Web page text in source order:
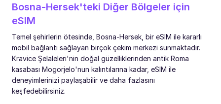
Bosna-Hersek'teki Diğer Bölgeler için
eSIM
Temel şehirlerin ötesinde, Bosna-Hersek, bir eSIM ile kararlı
mobil bağlantı sağlayan birçok çekim merkezi sunmaktadır.
Kravice Şelaleleri'nin doğal güzelliklerinden antik Roma
kasabası Mogorjelo'nun kalıntılarına kadar, eSIM ile
deneyimlerinizi paylaşabilir ve daha fazlasını
keşfedebilirsiniz.